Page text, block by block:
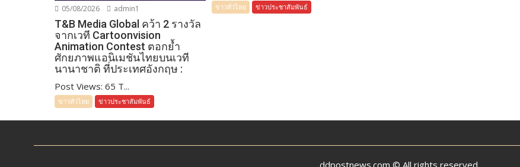
05/08/2026 admin1
T&B Media Global คว้า 2 รางวัล
จากเวที Cartoonvision
Animation Contest ตอกย้ำ
ศักยภาพแอนิเมชันไทยบนเวที
นานาชาติ ที่ประเทศอังกฤษ :
Post Views: 65 T...
ข่าวทั่วไทย ข่าวประชาสัมพันธ์
ข่าวทั่วไทย ข่าวประชาสัมพันธ์
ddpostnews.com © All rights reserved